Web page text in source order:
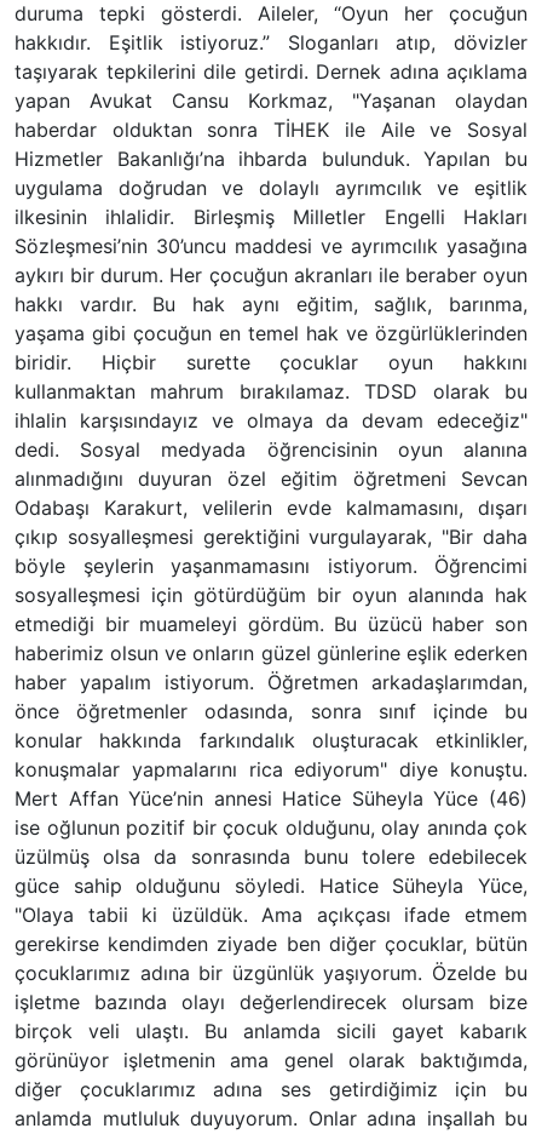
duruma tepki gösterdi. Aileler, “Oyun her çocuğun
hakkıdır. Eşitlik istiyoruz.” Sloganları atıp, dövizler
taşıyarak tepkilerini dile getirdi. Dernek adına açıklama
yapan Avukat Cansu Korkmaz, "Yaşanan olaydan
haberdar olduktan sonra TİHEK ile Aile ve Sosyal
Hizmetler Bakanlığı’na ihbarda bulunduk. Yapılan bu
uygulama doğrudan ve dolaylı ayrımcılık ve eşitlik
ilkesinin ihlalidir. Birleşmiş Milletler Engelli Hakları
Sözleşmesi’nin 30’uncu maddesi ve ayrımcılık yasağına
aykırı bir durum. Her çocuğun akranları ile beraber oyun
hakkı vardır. Bu hak aynı eğitim, sağlık, barınma,
yaşama gibi çocuğun en temel hak ve özgürlüklerinden
biridir. Hiçbir surette çocuklar oyun hakkını
kullanmaktan mahrum bırakılamaz. TDSD olarak bu
ihlalin karşısındayız ve olmaya da devam edeceğiz"
dedi. Sosyal medyada öğrencisinin oyun alanına
alınmadığını duyuran özel eğitim öğretmeni Sevcan
Odabaşı Karakurt, velilerin evde kalmamasını, dışarı
çıkıp sosyalleşmesi gerektiğini vurgulayarak, "Bir daha
böyle şeylerin yaşanmamasını istiyorum. Öğrencimi
sosyalleşmesi için götürdüğüm bir oyun alanında hak
etmediği bir muameleyi gördüm. Bu üzücü haber son
haberimiz olsun ve onların güzel günlerine eşlik ederken
haber yapalım istiyorum. Öğretmen arkadaşlarımdan,
önce öğretmenler odasında, sonra sınıf içinde bu
konular hakkında farkındalık oluşturacak etkinlikler,
konuşmalar yapmalarını rica ediyorum" diye konuştu.
Mert Affan Yüce’nin annesi Hatice Süheyla Yüce (46)
ise oğlunun pozitif bir çocuk olduğunu, olay anında çok
üzülmüş olsa da sonrasında bunu tolere edebilecek
güce sahip olduğunu söyledi. Hatice Süheyla Yüce,
"Olaya tabii ki üzüldük. Ama açıkçası ifade etmem
gerekirse kendimden ziyade ben diğer çocuklar, bütün
çocuklarımız adına bir üzgünlük yaşıyorum. Özelde bu
işletme bazında olayı değerlendirecek olursam bize
birçok veli ulaştı. Bu anlamda sicili gayet kabarık
görünüyor işletmenin ama genel olarak baktığımda,
diğer çocuklarımız adına ses getirdiğimiz için bu
anlamda mutluluk duyuyorum. Onlar adına inşallah bu